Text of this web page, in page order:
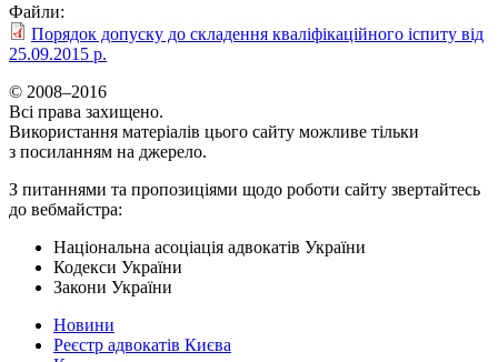
Файли:
Порядок допуску до складення кваліфікаційного іспиту від
25.09.2015 р.
© 2008–2016
Всі права захищено.
Використання матеріалів цього сайту можливе тільки
з посиланням на джерело.
З питаннями та пропозиціями щодо роботи сайту звертайтесь
до вебмайстра:
Національна асоціація адвокатів України
Кодекси України
Закони України
Новини
Реєстр адвокатів Києва